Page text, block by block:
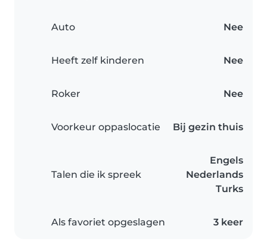
Auto Nee
Heeft zelf kinderen Nee
Roker Nee
Voorkeur oppaslocatie Bij gezin thuis
Talen die ik spreek
Engels
Nederlands
Turks
Als favoriet opgeslagen 3 keer